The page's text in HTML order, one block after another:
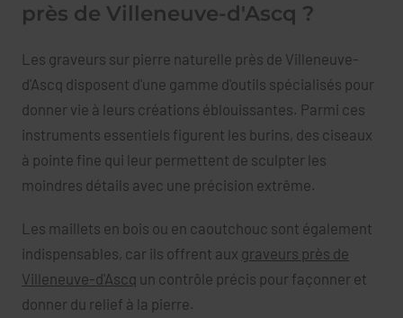
près de Villeneuve-d'Ascq ?
Les graveurs sur pierre naturelle près de Villeneuve-
d'Ascq disposent d'une gamme d'outils spécialisés pour
donner vie à leurs créations éblouissantes. Parmi ces
instruments essentiels figurent les burins, des ciseaux
à pointe fine qui leur permettent de sculpter les
moindres détails avec une précision extrême.
Les maillets en bois ou en caoutchouc sont également
indispensables, car ils offrent aux graveurs près de
Villeneuve-d'Ascq un contrôle précis pour façonner et
donner du relief à la pierre.